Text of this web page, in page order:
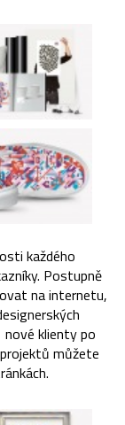
každého
Postupně
na internetu,
klienty po
můžete